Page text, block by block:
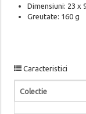
Dimensiuni: 23 x
Greutate: 160 g
Caracteristici
Colectie